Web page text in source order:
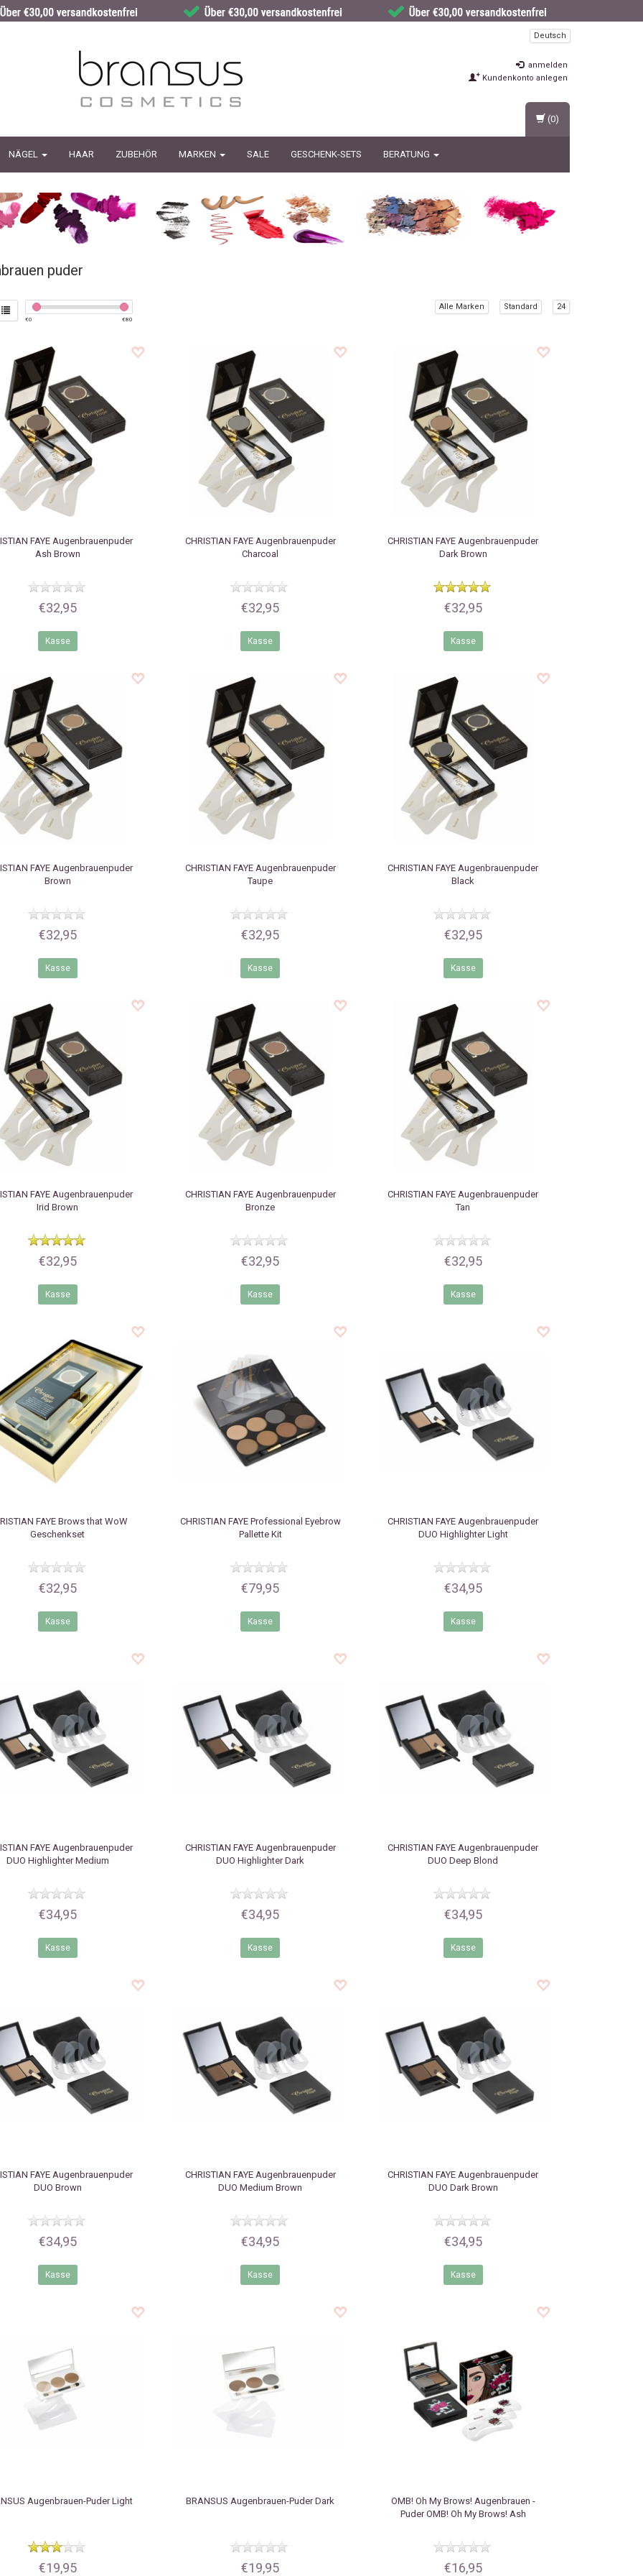
Deutsch
anmelden
Kundenkonto anlegen
NÄGEL HAAR ZUBEHÖR MARKEN SALE GESCHENK-SETS BERATUNG
(0)
puder
€0 €80
Alle Marken Standard 24
FAYE Augenbrauenpuder
Ash Brown
€32,95
Kasse
CHRISTIAN FAYEAugenbrauenpuder
Charcoal
€32,95
Kasse
CHRISTIAN FAYE Augenbrauenpuder
Dark Brown
€32,95
Kasse
FAYE Augenbrauenpuder
Brown
€32,95
Kasse
CHRISTIAN FAYEAugenbrauenpuder
Taupe
€32,95
Kasse
CHRISTIAN FAYE Augenbrauenpuder
Black
€32,95
Kasse
FAYE Augenbrauenpuder
Irid Brown
€32,95
Kasse
CHRISTIAN FAYEAugenbrauenpuder
Bronze
€32,95
Kasse
CHRISTIAN FAYE Augenbrauenpuder
Tan
€32,95
Kasse
FAYEBrows that WoW
Geschenkset
€32,95
Kasse
CHRISTIAN FAYEProfessional Eyebrow
Pallette Kit
€79,95
Kasse
CHRISTIAN FAYE Augenbrauenpuder
DUO Highlighter Light
€34,95
Kasse
FAYE Augenbrauenpuder
DUO Highlighter Medium
€34,95
Kasse
CHRISTIAN FAYEAugenbrauenpuder
DUO Highlighter Dark
€34,95
Kasse
CHRISTIAN FAYE Augenbrauenpuder
DUO Deep Blond
€34,95
Kasse
FAYE Augenbrauenpuder
DUO Brown
€34,95
Kasse
CHRISTIAN FAYEAugenbrauenpuder
DUO Medium Brown
€34,95
Kasse
CHRISTIAN FAYE Augenbrauenpuder
DUO Dark Brown
€34,95
Kasse
Augenbrauen-Puder Light
€19,95
BRANSUS Augenbrauen-Puder Dark
€19,95
OMB! Oh My Brows!Augenbrauen -
Puder OMB! Oh My Brows! Ash
€16,95